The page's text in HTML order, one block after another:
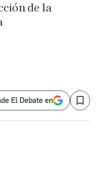
de la
El Debate en Save